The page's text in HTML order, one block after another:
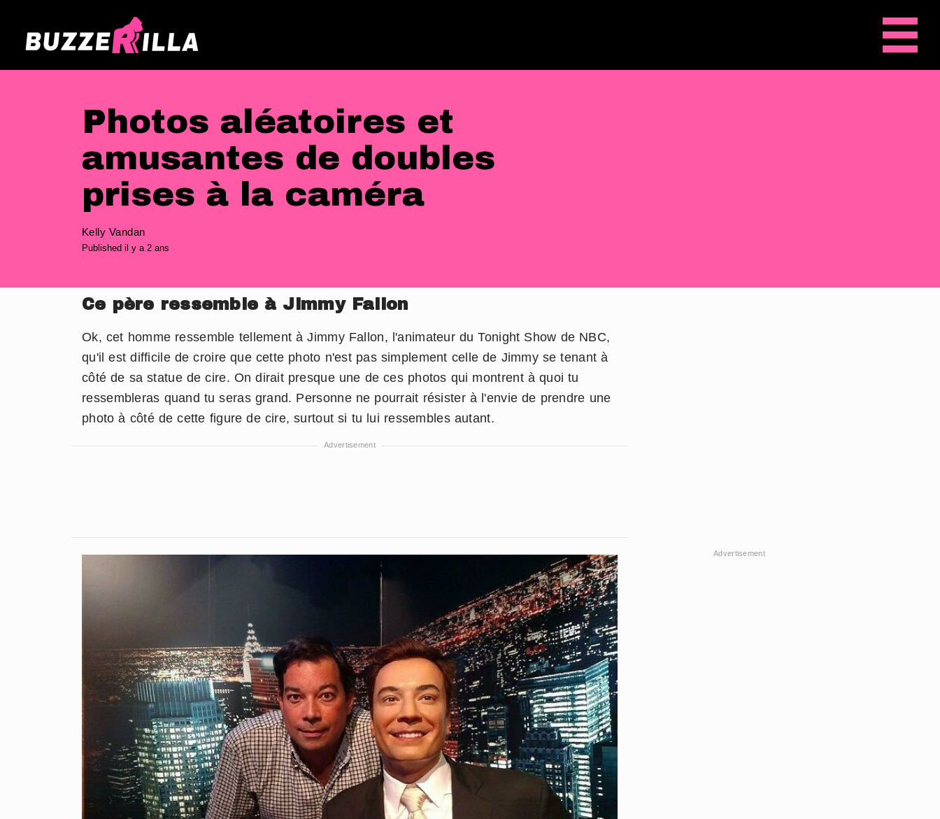
Photos aléatoires et
amusantes de doubles
prises à la caméra
Kelly Vandan
Published il y a 2 ans
Ce père ressemble à Jimmy Fallon
Ok, cet homme ressemble tellement à Jimmy Fallon, l'animateur du Tonight Show de NBC,
qu'il est difficile de croire que cette photo n'est pas simplement celle de Jimmy se tenant à
côté de sa statue de cire. On dirait presque une de ces photos qui montrent à quoi tu
ressembleras quand tu seras grand. Personne ne pourrait résister à l'envie de prendre une
photo à côté de cette figure de cire, surtout si tu lui ressembles autant.